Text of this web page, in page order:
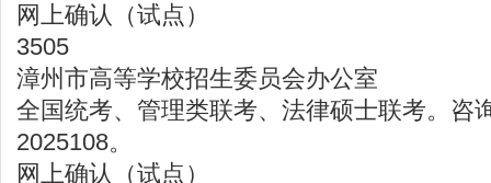
网上确认（试点）
3505
漳州市高等学校招生委员会办公室
全国统考、管理类联考、法律硕士联考。咨
2025108。
网上确认（试点）